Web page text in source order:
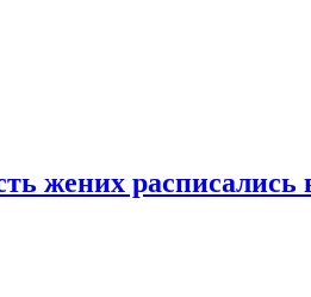
жених расписались